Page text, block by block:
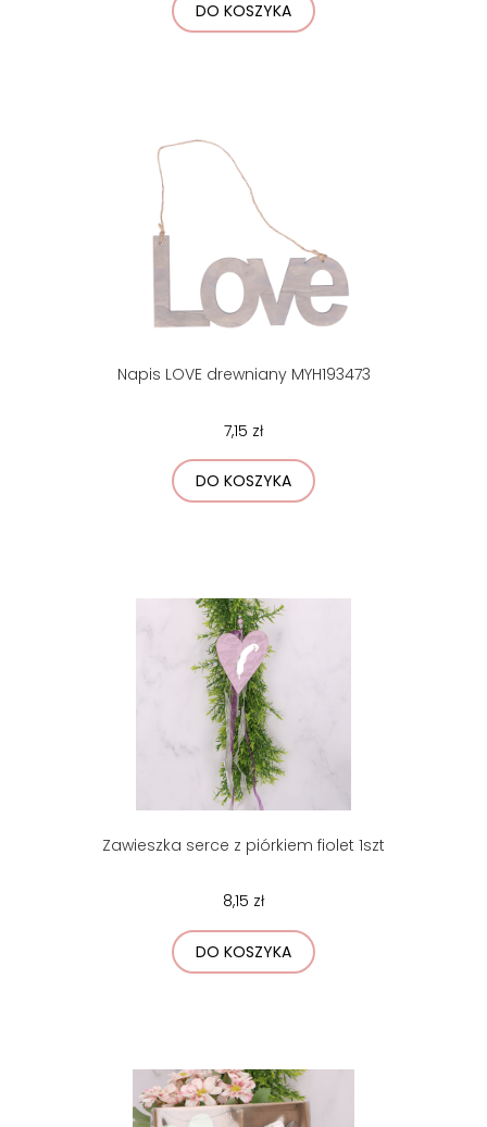
DO KOSZYKA
Napis LOVE drewniany MYH193473
7,15 zł
DO KOSZYKA
Zawieszka serce z piórkiem fiolet 1szt
8,15 zł
DO KOSZYKA